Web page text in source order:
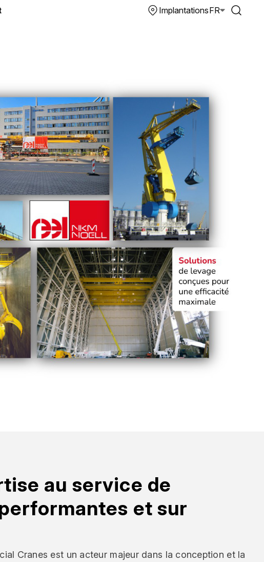
ImplantationsFR
au service de
et sur
Cranes est un acteur majeur dans la conception et la